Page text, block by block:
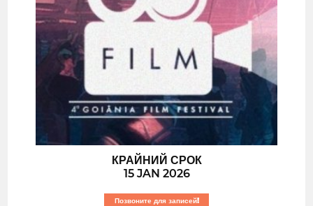
КРАЙНИЙ СРОК
15 JAN 2026
Позвоните для записей!